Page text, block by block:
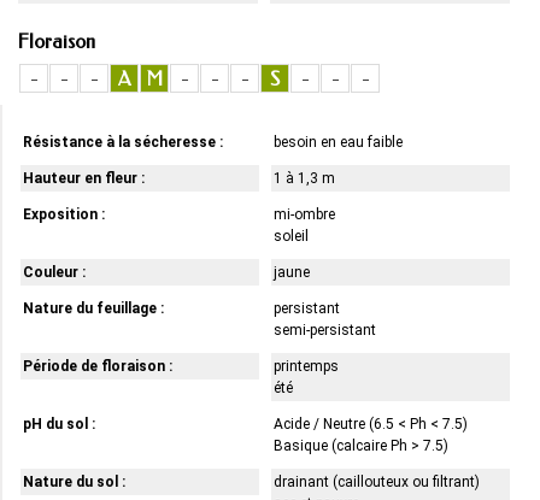
Floraison
-
- - A M - - - S - - -
Résistance à la sécheresse : besoin en eau faible
Hauteur en fleur : 1 à 1,3 m
Exposition :
mi-ombre
soleil
Couleur : jaune
Nature du feuillage :
persistant
semi-persistant
Période de floraison :
printemps
été
pH du sol :
Acide / Neutre (6.5 < Ph < 7.5)
Basique (calcaire Ph > 7.5)
Nature du sol :
drainant (caillouteux ou filtrant)